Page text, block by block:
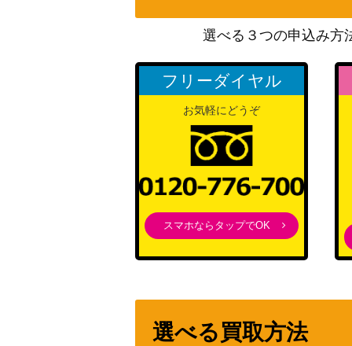
遊戯王 無限泡影（ｼｰｸﾚｯﾄ）20th
スノー・プリンセス 徳川まつり（SSP）
遊戯王 黒・魔・導・連・弾（20thｼｰｸﾚｯﾄ
遊戯王 青眼の白龍(第1期 STARTER BOX)
ひだるき大賢者 イレース（SR+）B14
遊戯王 運命の一枚（20thｼｰｸﾚｯﾄ） 20th
私のキラめき 露崎 まひる（STR）RSL
私のキラめき 大場 なな（STR）RSL
選べる３つの申込み方
フリーダイヤル
お気軽にどうぞ
スマホならタップでOK
選べる買取方法